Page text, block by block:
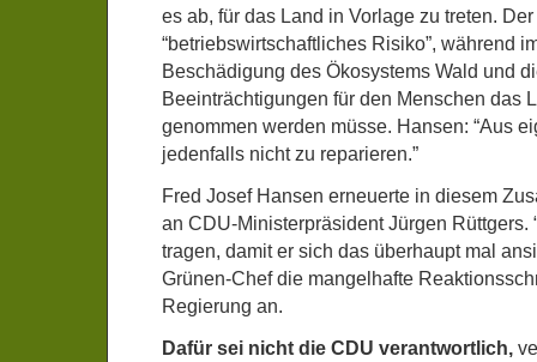
es ab, für das Land in Vorlage zu treten.
“betriebswirtschaftliches Risiko”, während
Beschädigung des Ökosystems Wald und
Beeinträchtigungen für den Menschen das
genommen werden müsse. Hansen: “Aus
jedenfalls nicht zu reparieren.”
Fred Josef Hansen erneuerte in diesem
an CDU-Ministerpräsident Jürgen Rüttgers.
tragen, damit er sich das überhaupt mal
Grünen-Chef die mangelhafte
Regierung an.
Dafür sei nicht die CDU verantwortlich,